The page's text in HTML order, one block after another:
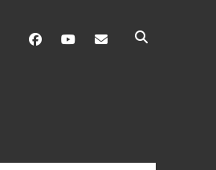
facebookyoutubehello@mitixa.com